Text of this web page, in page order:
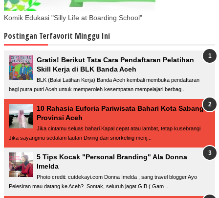
Komik Edukasi "Silly Life at Boarding School"
Postingan Terfavorit Minggu Ini
Gratis! Berikut Tata Cara Pendaftaran Pelatihan
Skill Kerja di BLK Banda Aceh
BLK (Balai Latihan Kerja) Banda Aceh kembali membuka pendaftaran
bagi putra putri Aceh untuk memperoleh kesempatan mempelajari berbag...
10 Rahasia Euforia Pariwisata Bahari Kota Sabang
Provinsi Aceh
Jika cintamu seluas bahari Kapal cepat atau lambat, tetap kusebrangi
Jika sayangmu sedalam lautan Diving dan snorkeling menj...
5 Tips Kocak "Personal Branding" Ala Donna
Imelda
Photo credit: cutdekayi.com Donna Imelda , sang travel blogger Ayo
Pelesiran mau datang ke Aceh? Sontak, seluruh jagat GIB ( Gam ...